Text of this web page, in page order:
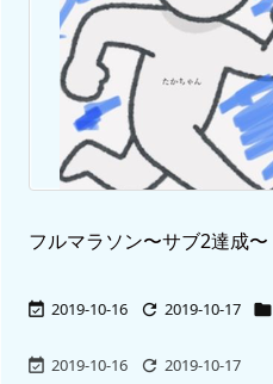
フルマラソン〜サブ2達成〜
 2019-10-16  2019-10-17 
 2019-10-16  2019-10-17